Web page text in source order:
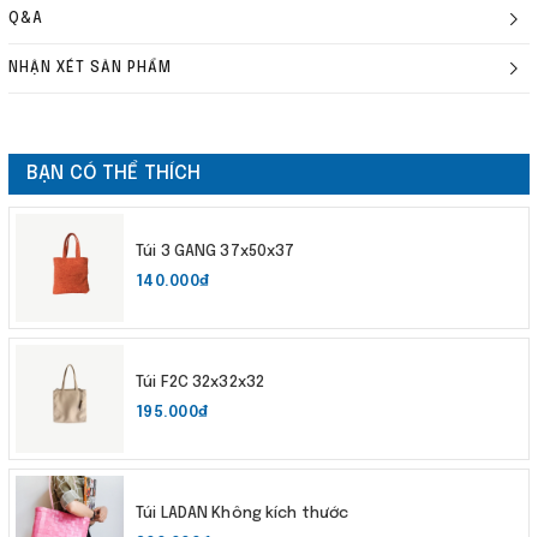
Q&A
NHẬN XÉT SẢN PHẨM
BẠN CÓ THỂ THÍCH
Túi 3 GANG 37x50x37
140.000₫
Túi F2C 32x32x32
195.000₫
Túi LADAN Không kích thước